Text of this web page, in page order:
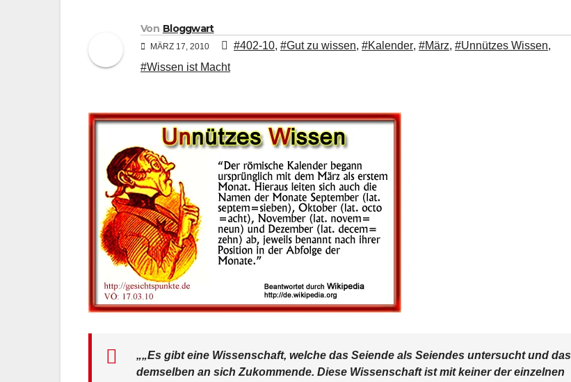
Von Bloggwart
MÄRZ 17, 2010 #402-10, #Gut zu wissen, #Kalender, #März, #Unnützes Wissen,
#Wissen ist Macht
„„Es gibt eine Wissenschaft, welche das Seiende als Seiendes untersucht und das
demselben an sich Zukommende. Diese Wissenschaft ist mit keiner der einzelnen